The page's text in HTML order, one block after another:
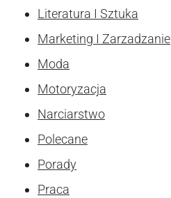
Literatura I Sztuka
Marketing I Zarzadzanie
Moda
Motoryzacja
Narciarstwo
Polecane
Porady
Praca